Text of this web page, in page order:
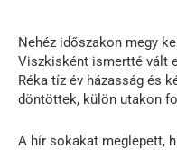
Nehéz időszakon megy
Viszkisként ismertté vált
Réka tíz év házasság és
döntöttek, külön utakon
A hír sokakat meglepett,